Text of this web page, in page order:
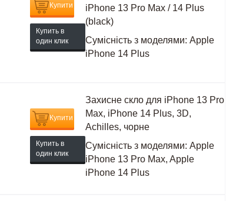
Купити
Купить в
один клик
iPhone 13 Pro Max / 14 Plus
(black)
Сумісність з моделями: Apple
iPhone 14 Plus
Купити
Купить в
один клик
Захисне скло для iPhone 13 Pro
Max, iPhone 14 Plus, 3D,
Achilles, чорне
Сумісність з моделями: Apple
iPhone 13 Pro Max, Apple
iPhone 14 Plus